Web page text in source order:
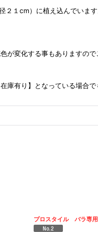
１cm）に植え込んでいま
が変化する事もありますので
庫有り】となっている場合
プロスタイル バラ専